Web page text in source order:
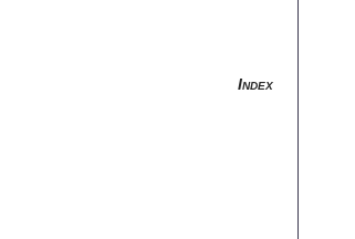
Index